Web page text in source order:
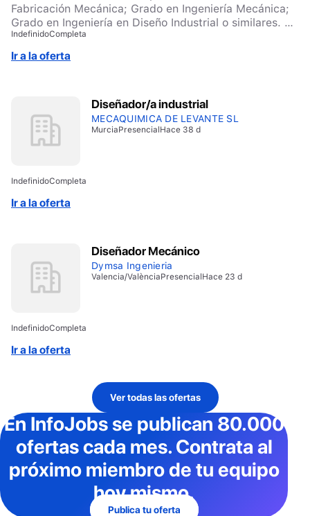
Fabricación Mecánica; Grado en Ingeniería Mecánica;
Grado en Ingeniería en Diseño Industrial o similares. –
Experiencia en entornos industriales o aplicaciones
tecnológicas. – Conocimientos en: Diseño mecánico y
delineación; tolerancias de mecanizado, simbología de
(2D) / Inventor (3D) · Inglés B2
IndefinidoCompleta
Ir a la oferta
Diseñador/a industrial
MECAQUIMICA DE LEVANTE SL
MurciaPresencialHace 38 d
IndefinidoCompleta
Ir a la oferta
Diseñador Mecánico
Dymsa Ingenieria
Valencia/ValènciaPresencialHace 23 d
IndefinidoCompleta
Ir a la oferta
Ver todas las ofertas
En InfoJobsse publican 80.000
ofertas cada mes. Contrata al
próximo miembro de tu equipo
hoy mismo.
Publica tu oferta